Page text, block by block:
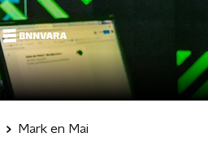
Mark en Mai